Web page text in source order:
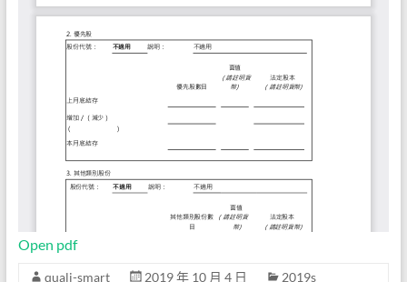
Open pdf
quali-smart 2019 年 10 月 4 日 2019s